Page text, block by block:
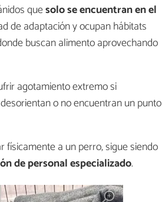
quesolo se encuentran en el
de adaptación y ocupan hábitats
buscan alimento aprovechando
agotamiento extremo si
o no encuentran un punto
a un perro, sigue siendo
de personal especializado.